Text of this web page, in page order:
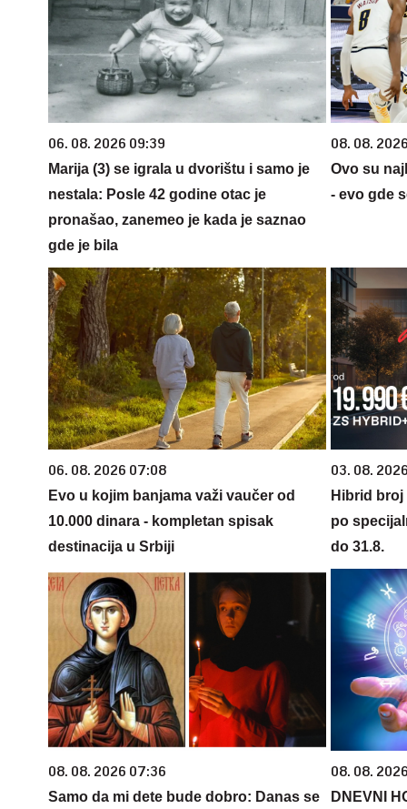
06. 08. 2026 09:39
Marija (3) se igrala u dvorištu i samo je
nestala: Posle 42 godine otac je
pronašao, zanemeo je kada je saznao
gde je bila
08. 08.
Ovo su
- evo gde
06. 08. 2026 07:08
Evo u kojim banjama važi vaučer od
10.000 dinara - kompletan spisak
destinacija u Srbiji
03. 08.
Hibrid
po
do 31.8.
08. 08. 2026 07:36
Samo da mi dete bude dobro: Danas se
08. 08.
DNEVNI